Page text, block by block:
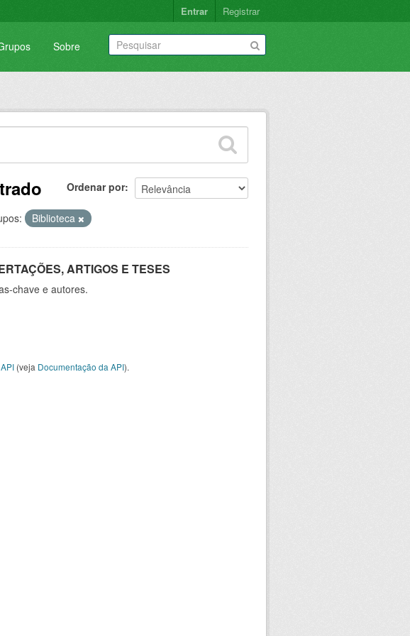
Entrar Registrar
Sobre
Ordenar por
Biblioteca
ARTIGOS E TESES
chave e autores.
API (veja Documentação da API).